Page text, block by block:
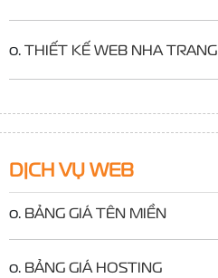
o. THIẾT KẾ WEB NHA TRANG
DỊCH VỤ WEB
o. BẢNG GIÁ TÊN MIỀN
o. BẢNG GIÁ HOSTING